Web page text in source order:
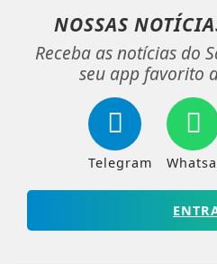
NOSSAS
Receba as notícias do
seu app favorito
Telegram